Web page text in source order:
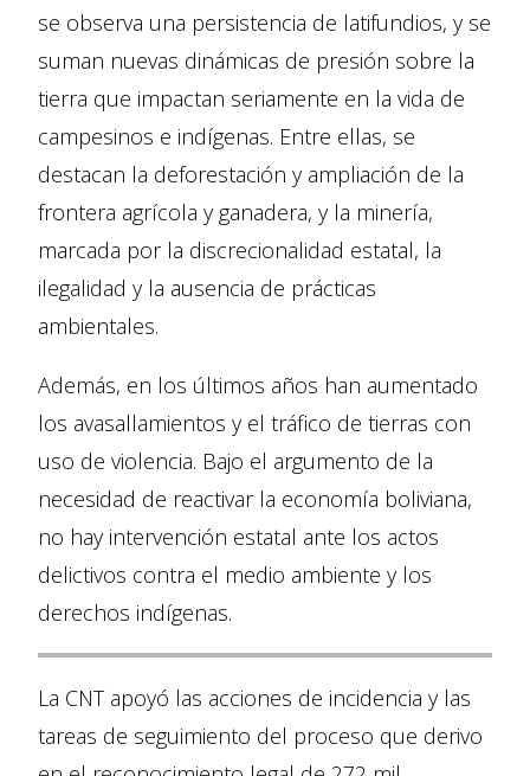
se observa una persistencia de latifundios, y se
suman nuevas dinámicas de presión sobre la
tierra que impactan seriamente en la vida de
campesinos e indígenas. Entre ellas, se
destacan la deforestación y ampliación de la
frontera agrícola y ganadera, y la minería,
marcada por la discrecionalidad estatal, la
ilegalidad y la ausencia de prácticas
ambientales.
Además, en los últimos años han aumentado
los avasallamientos y el tráfico de tierras con
uso de violencia. Bajo el argumento de la
necesidad de reactivar la economía boliviana,
no hay intervención estatal ante los actos
delictivos contra el medio ambiente y los
derechos indígenas.
La CNT apoyó las acciones de incidencia y las
tareas de seguimiento del proceso que derivo